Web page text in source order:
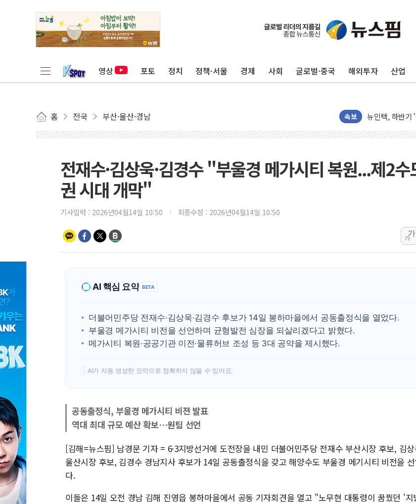
영상 포토 정치 정책·서울 경제 사회 글로벌·중국 해외투자 산업
홈 전국 부산·울산·경남 속보
[단독] "입주민
유인우주선 달
듀오백 정관영
BGF리테일, 2
포스코, 희귀가
진원생명과학, '
딥시크, AI 서
CJ프레시웨이,
정점식 "사관
장동혁 "李대
日, 아키타에
[종합] 李대통
전재수·김상욱·김경수 "부울경 메가시티 복원...제2수
권 시대 개막"
기사입력 : 2026년04월14일 10:50 최종수정 : 2026년04월14일 10:50
가
가
AI 핵심 요약 BETA
더불어민주당 전재수·김상욱·김경수 후보가 14일 봉하마을에서 공동출정식을 열었다.
부울경 메가시티 비전을 선언하며 균형발전 심장을 되살리겠다고 밝혔다.
메가시티 복원·공공기관 이전·물류허브 조성 등 3대 공약을 제시했다.
! AI가 자동 생성한 요약으로 정확하지 않을 수 있어요.
공동출정식, 부울경 메가시티 비젼 발표
역대 최대 규모 예산 확보…원팀 선언
[김해=뉴스핌] 남경문 기자 = 6·3지방선거에 도전장을 내민 더불어민주당 전재수 부산시장 후보, 김
울산시장 후보, 김경수 경남지사 후보가 14일 공동출정식을 갖고 해양수도 부울경 메기시티 비전을
다.
이들은 14일 오전 경남 김해 진영읍 봉하마을에서 공동 기자회견을 열고 "노무현 대통령이 꿈꿨던 '지